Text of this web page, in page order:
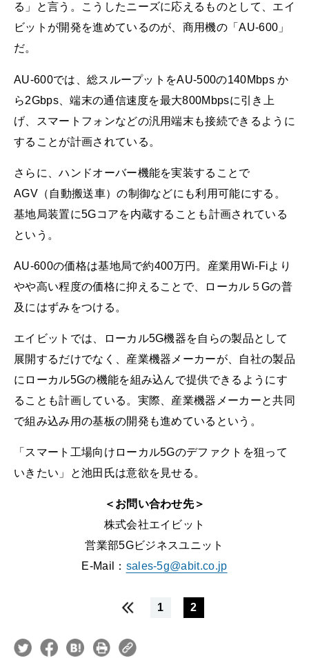
る」と言う。こうしたニーズに応えるものとして、エイ
ビットが開発を進めているのが、商用機の「AU-600」
だ。
AU-600では、総スループットをAU-500の140Mbps か
ら2Gbps、端末の通信速度を最大800Mbpsに引き上
げ、スマートフォンなどの汎用端末も接続できるように
することが計画されている。
さらに、ハンドオーバー機能を実装することで
AGV（自動搬送車）の制御などにも利用可能にする。
基地局装置に5Gコアを内蔵することも計画されている
という。
AU-600の価格は基地局で約400万円。産業用Wi-Fiより
やや高い程度の価格に抑えることで、ローカル５Gの普
及にはずみをつける。
エイビットでは、ローカル5G機器を自らの製品として
展開するだけでなく、産業機器メーカーが、自社の製品
にローカル5Gの機能を組み込んで提供できるようにす
ることも計画している。実際、産業機器メーカーと共同
で組み込み用の基板の開発も進めているという。
「スマート工場向けローカル5Gのデファクトを狙って
いきたい」と池田氏は意欲を見せる。
＜お問い合わせ先＞
株式会社エイビット
営業部5Gビジネスユニット
E-Mail： sales-5g@abit.co.jp
1 2